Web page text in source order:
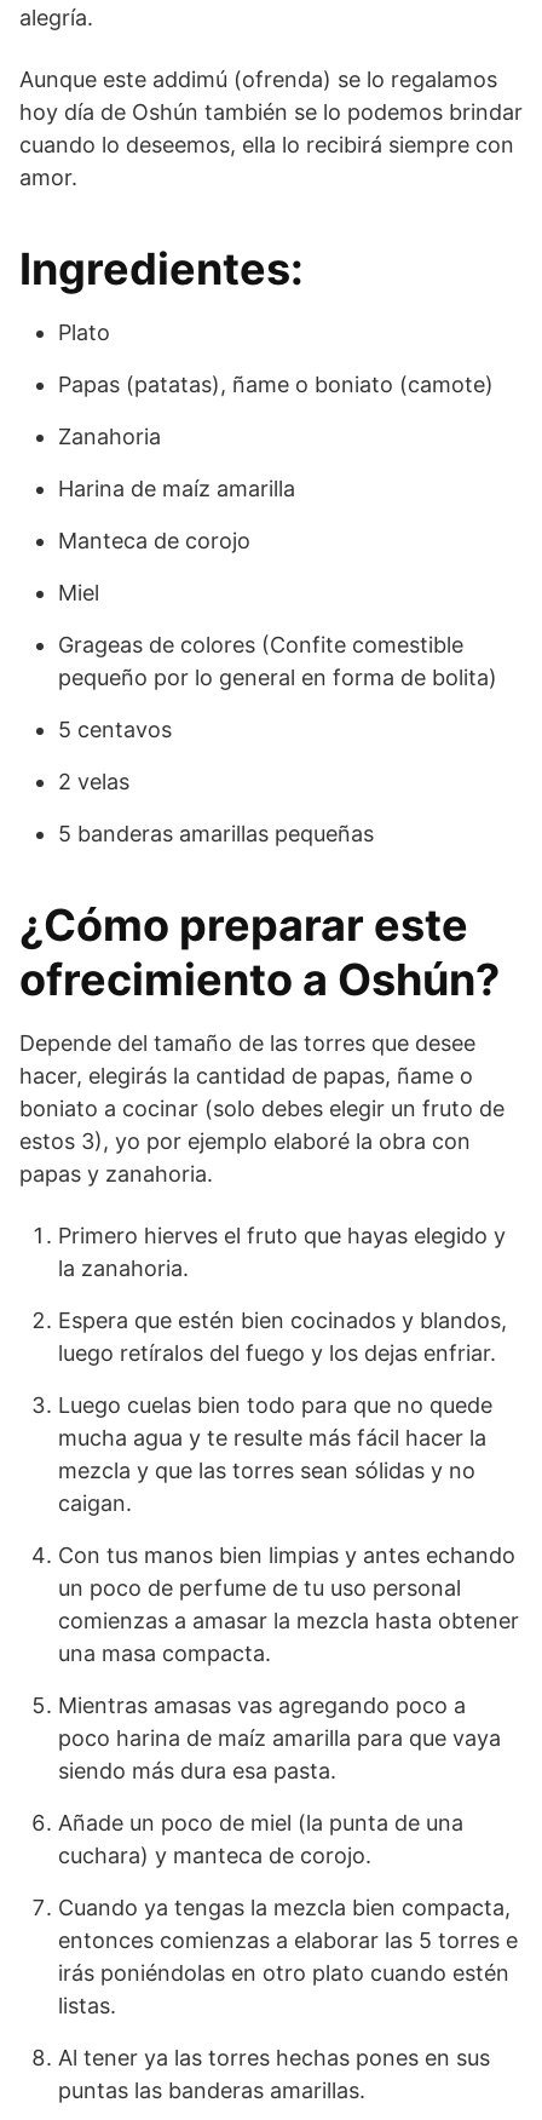
alegría.
Aunque este addimú (ofrenda) se lo regalamos
hoy día de Oshún también se lo podemos brindar
cuando lo deseemos, ella lo recibirá siempre con
amor.
Ingredientes:
Plato
Papas (patatas), ñame o boniato (camote)
Zanahoria
Harina de maíz amarilla
Manteca de corojo
Miel
Grageas de colores (Confite comestible
pequeño por lo general en forma de bolita)
5 centavos
2 velas
5 banderas amarillas pequeñas
¿Cómo preparar este
ofrecimiento a Oshún?
Depende del tamaño de las torres que desee
hacer, elegirás la cantidad de papas, ñame o
boniato a cocinar (solo debes elegir un fruto de
estos 3), yo por ejemplo elaboré la obra con
papas y zanahoria.
Primero hierves el fruto que hayas elegido y
la zanahoria.
Espera que estén bien cocinados y blandos,
luego retíralos del fuego y los dejas enfriar.
Luego cuelas bien todo para que no quede
mucha agua y te resulte más fácil hacer la
mezcla y que las torres sean sólidas y no
caigan.
Con tus manos bien limpias y antes echando
un poco de perfume de tu uso personal
comienzas a amasar la mezcla hasta obtener
una masa compacta.
Mientras amasas vas agregando poco a
poco harina de maíz amarilla para que vaya
siendo más dura esa pasta.
Añade un poco de miel (la punta de una
cuchara) y manteca de corojo.
Cuando ya tengas la mezcla bien compacta,
entonces comienzas a elaborar las 5 torres e
irás poniéndolas en otro plato cuando estén
listas.
Al tener ya las torres hechas pones en sus
puntas las banderas amarillas.